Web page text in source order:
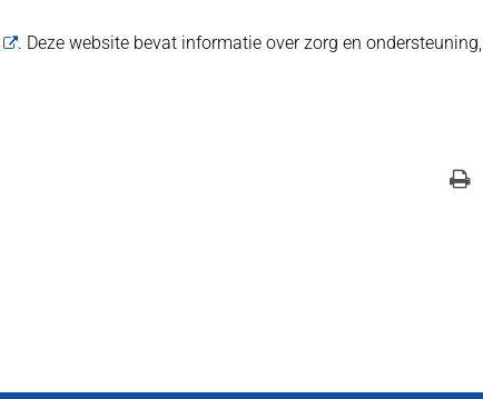
. Deze website bevat informatie over zorg en ondersteuning,